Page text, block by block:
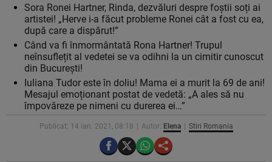
Sora Ronei Hartner, Rinda, dezvăluri despre foștii soți ai
artistei! „Herve i-a făcut probleme Ronei cât a fost cu ea,
după care a dispărut!”
Când va fi înmormântată Rona Hartner! Trupul
neînsuflețit al vedetei se va odihni la un cimitir cunoscut
din București!
Iuliana Tudor este în doliu! Mama ei a murit la 69 de ani!
Mesajul emoționant postat de vedetă: „A ales să nu
împovăreze pe nimeni cu durerea ei…”
Publicat: 14 ian. 2021, 08:18 Autor: Elena Stiri Romania